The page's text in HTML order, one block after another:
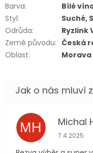
Barva:
Bílé
Styl:
Suché,
Odrůda:
Ryzlink
Země původu: Česká
Oblast: Morava
MH Michal
7.4.2025